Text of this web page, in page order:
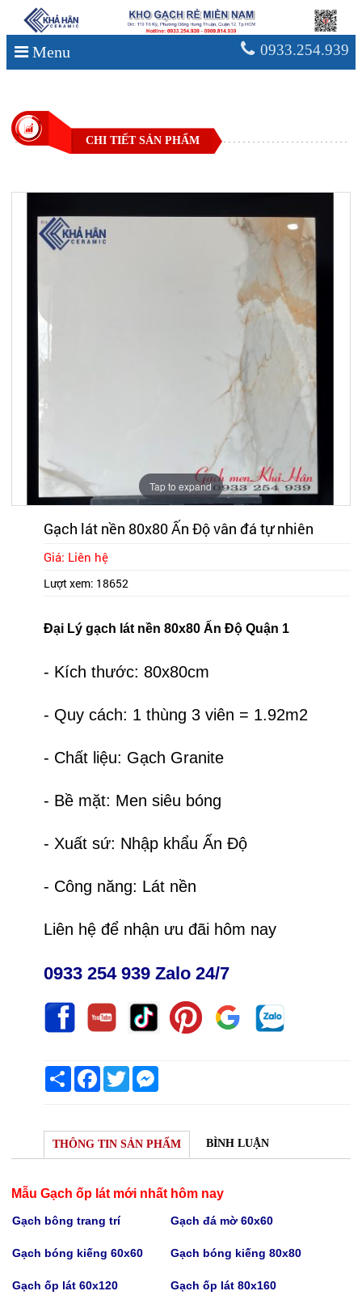
Menu 0933.254.939
CHI TIẾT SẢN PHẨM
Tap to expand
Gạch lát nền 80x80 Ấn Độ vân đá tự nhiên
Giá: Liên hệ
Lượt xem: 18652
Đại Lý gạch lát nền 80x80 Ấn Độ Quận 1
- Kích thước: 80x80cm
- Quy cách: 1 thùng 3 viên = 1.92m2
- Chất liệu: Gạch Granite
- Bề mặt: Men siêu bóng
- Xuất sứ: Nhập khẩu Ấn Độ
- Công năng: Lát nền
Liên hệ để nhận ưu đãi hôm nay
0933 254 939 Zalo 24/7
Share Facebook
Twitter
THÔNG TIN SẢN PHẨM BÌNH LUẬN
Mẫu Gạch ốp lát mới nhất hôm nay
Gạch bông trang trí Gạchđá mờ 60x60
Gạch bóng kiếng 60x60 Gạch bóng kiếng80x80
Gạchốp lát 60x120 Gạchốp lát 80x160